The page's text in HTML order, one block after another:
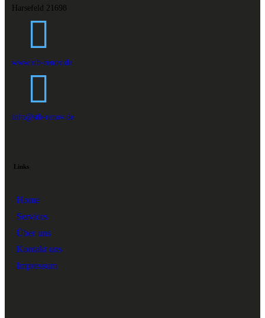
Harsefeld 21698
www.stb-renov.de
info@stb-renov.de
Links
Home
Services
Über uns
Kontakt uns
Impressum